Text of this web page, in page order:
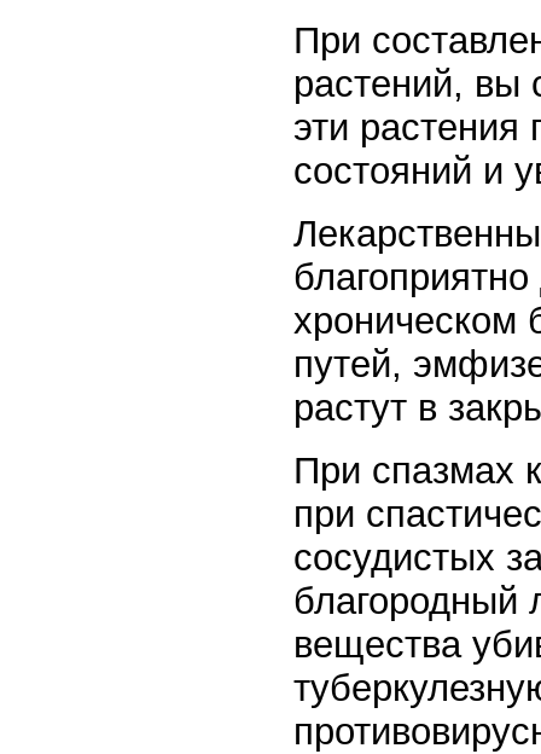
При
растений, вы
эти растения
состояний и
хроническом
путей,
растут в
При спазмах
при
сосудистых
благородный
вещества